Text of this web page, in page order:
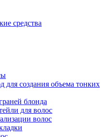
средства
создания объема тонких
блонда
для волос
волос